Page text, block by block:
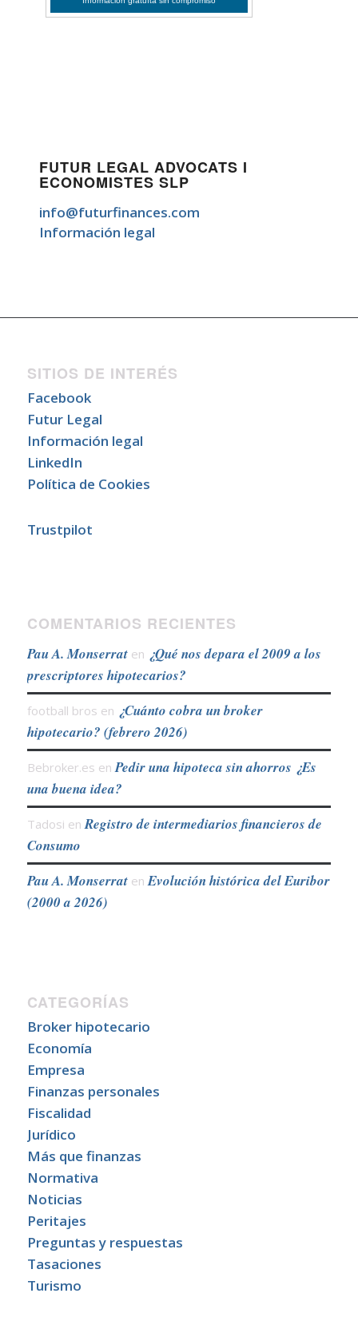
FUTUR LEGAL ADVOCATS I
ECONOMISTES SLP
info@futurfinances.com
Información legal
SITIOS DE INTERÉS
Facebook
Futur Legal
Información legal
LinkedIn
Política de Cookies
Trustpilot
COMENTARIOS RECIENTES
Pau A. Monserraten ¿Qué nos depara el 2009 a los
prescriptores hipotecarios?
football bros en ¿Cuánto cobra un broker
hipotecario? (febrero 2026)
Bebroker.es en Pedir una hipoteca sin ahorros ¿Es
una buena idea?
Tadosi en Registro de intermediarios financieros de
Consumo
Pau A. Monserraten Evolución histórica del Euribor
(2000 a 2026)
CATEGORÍAS
Broker hipotecario
Economía
Empresa
Finanzas personales
Fiscalidad
Jurídico
Más que finanzas
Normativa
Noticias
Peritajes
Preguntas y respuestas
Tasaciones
Turismo